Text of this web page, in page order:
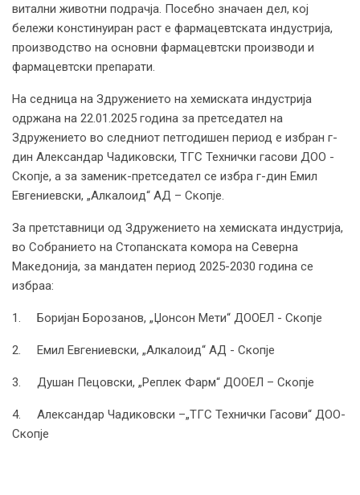
витални животни подрачја. Посебно значаен дел, кој
бележи констинуиран раст е фармацевтската индустрија,
производство на основни фармацевтски производи и
фармацевтски препарати.
На седница на Здружението на хемиската индустрија
одржана на 22.01.2025 година за претседател на
Здружението во следниот петгодишен период е избран г-
дин Александар Чадиковски, ТГС Технички гасови ДОО -
Скопје, а за заменик-претседател се избра г-дин Емил
Евгениевски, „Алкалоид“ АД – Скопје.
За претставници од Здружението на хемиската индустрија,
во Собранието на Стопанската комора на Северна
Македонија, за мандатен период 2025-2030 година се
избраa:
1. Боријан Борозанов, „Џонсон Мети“ ДООЕЛ - Скопје
2. Емил Евгениевски, „Алкалоид“ АД - Скопје
3. Душан Пецовски, „Реплек Фарм“ ДООЕЛ – Скопје
4. Александар Чадиковски –„ТГС Технички Гасови“ ДОО-
Скопje